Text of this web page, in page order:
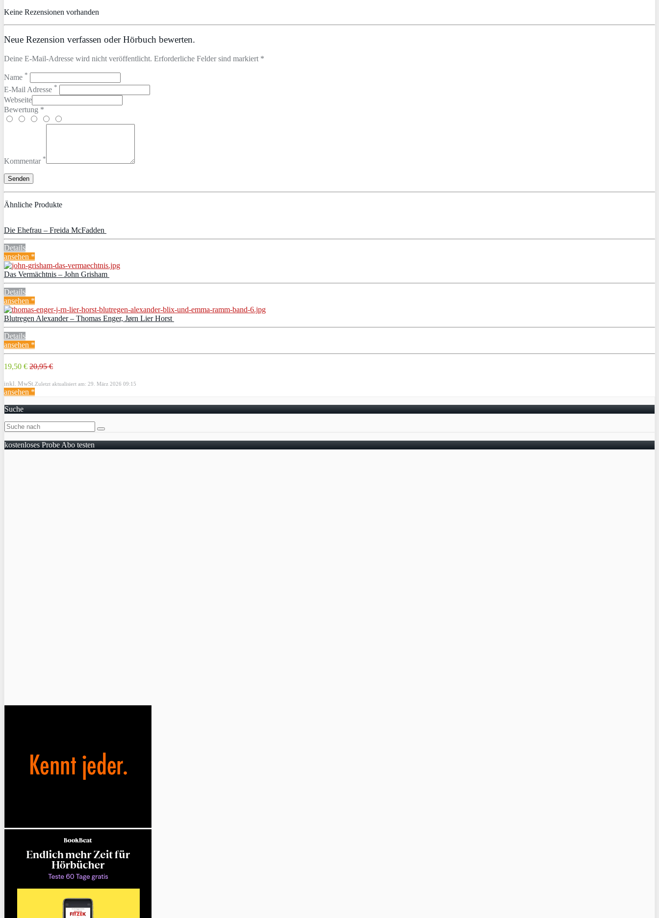
Keine Rezensionen vorhanden
Neue Rezension verfassen oder Hörbuch bewerten.
Deine E-Mail-Adresse wird nicht veröffentlicht. Erforderliche Felder sind markiert *
Name *
E-Mail Adresse *
Webseite
Bewertung *
Kommentar *
Ähnliche Produkte
Die Ehefrau – Freida McFadden
Details
ansehen *
Das Vermächtnis – John Grisham
Details
ansehen *
Blutregen Alexander – Thomas Enger, Jørn Lier Horst
Details
ansehen *
19,50 € 20,95 €
inkl. MwSt. Zuletzt aktualisiert am: 29. März 2026 09:15
ansehen *
Suche
kostenloses Probe Abo testen